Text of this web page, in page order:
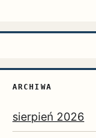
ARCHIWA
sierpień 2026